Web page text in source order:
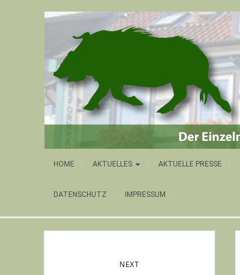
HOME AKTUELLES AKTUELLE PRESSE
DATENSCHUTZ IMPRESSUM
NEXT